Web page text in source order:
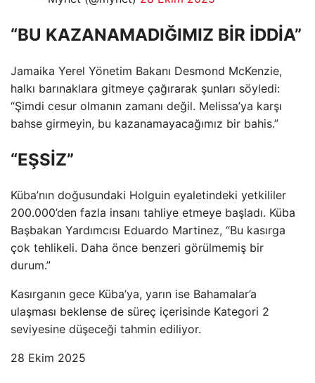
“BU KAZANAMADIĞIMIZ BİR İDDİA”
Jamaika Yerel Yönetim Bakanı Desmond McKenzie,
halkı barınaklara gitmeye çağırarak şunları söyledi:
“Şimdi cesur olmanın zamanı değil. Melissa’ya karşı
bahse girmeyin, bu kazanamayacağımız bir bahis.”
“EŞSİZ”
Küba’nın doğusundaki Holguin eyaletindeki yetkililer
200.000’den fazla insanı tahliye etmeye başladı. Küba
Başbakan Yardımcısı Eduardo Martinez, “Bu kasırga
çok tehlikeli. Daha önce benzeri görülmemiş bir
durum.”
Kasırganın gece Küba’ya, yarın ise Bahamalar’a
ulaşması beklense de süreç içerisinde Kategori 2
seviyesine düşeceği tahmin ediliyor.
28 Ekim 2025